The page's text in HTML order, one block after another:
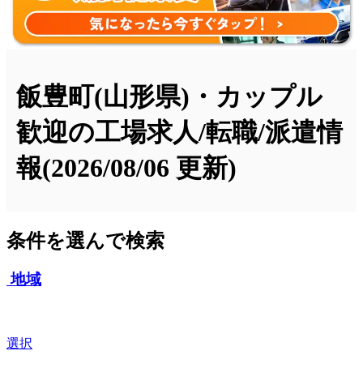
飯豊町(山形県)・カップル
歓迎の工場求人/転職/派遣情
報(2026/08/06 更新)
条件を選んで検索
地域
選択